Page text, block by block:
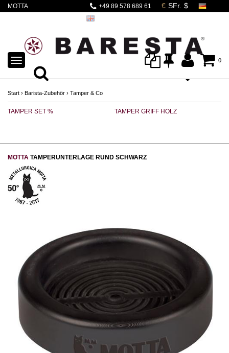
MOTTA
+49 89 578 689 61
0
TOGGLE
NAVIGATION
Start › Barista-Zubehör › Tamper & Co
TAMPER SET % TAMPER GRIFF HOLZ
MOTTA TAMPERUNTERLAGE RUND SCHWARZ